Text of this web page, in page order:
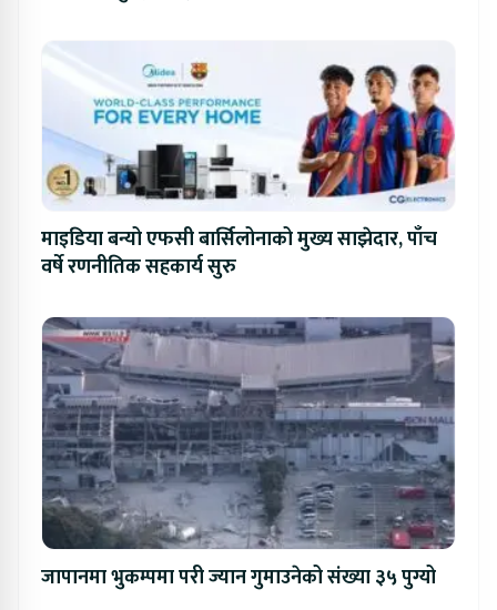
माइडिया बन्यो एफसी बार्सिलोनाको मुख्य साझेदार, पाँच
वर्षे रणनीतिक सहकार्य सुरु
जापानमा भुकम्पमा परी ज्यान गुमाउनेको संख्या ३५ पुग्यो